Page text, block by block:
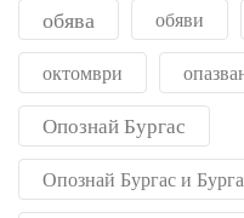
обява
обяви
октомври
Опознай Бургас
Опознай Бургас и